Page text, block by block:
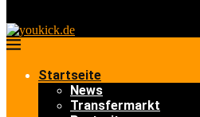
Startseite
News
Transfermarkt